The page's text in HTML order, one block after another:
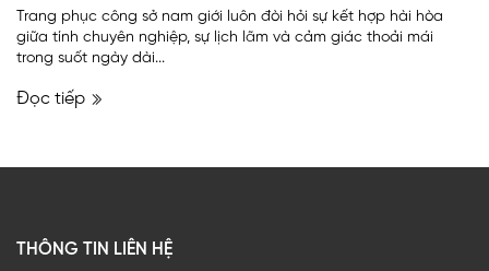
Trang phục công sở nam giới luôn đòi hỏi sự kết hợp hài hòa
giữa tính chuyên nghiệp, sự lịch lãm và cảm giác thoải mái
trong suốt ngày dài...
Đọc tiếp
THÔNG TIN LIÊN HỆ